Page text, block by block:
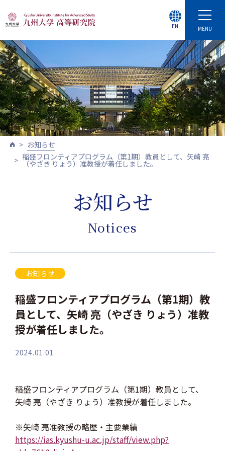
MENU
EN
お知らせ
稲盛フロンティアプログラム（第1期）教員として、矢崎 亮
（やざき りょう）准教授が着任しました。
お知らせ
Notices
お知らせ
稲盛フロンティアプログラム（第1期）教
員として、矢崎 亮（やざき りょう）准教
授が着任しました。
2024.01.01
稲盛フロンティアプログラム（第1期）教員として、
矢崎 亮（やざき りょう）准教授が着任しました。
※矢崎 亮准教授の略歴・主要業績
https://ias.kyushu-u.ac.jp/staff/view.php?